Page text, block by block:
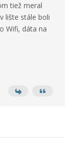
tiež meral
lište stále boli
Wifi, dáta na